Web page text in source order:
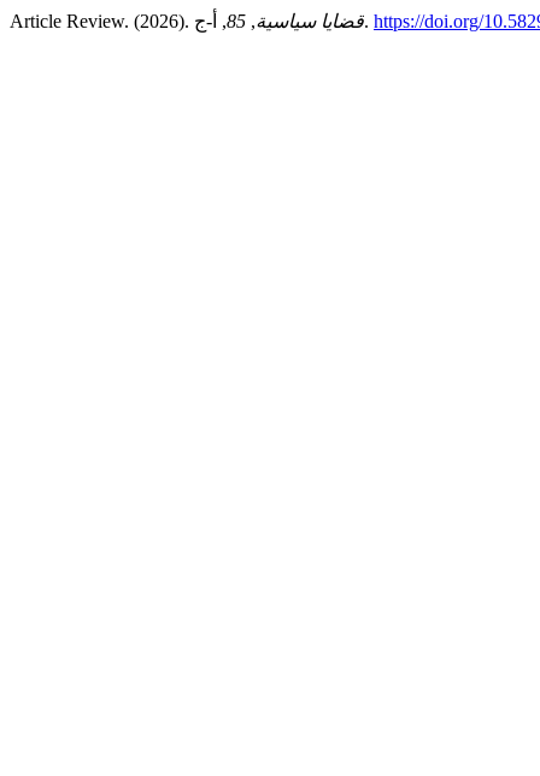
Article Review. (2026). قضايا سياسية,
85 , أ-ج. https://doi.org/